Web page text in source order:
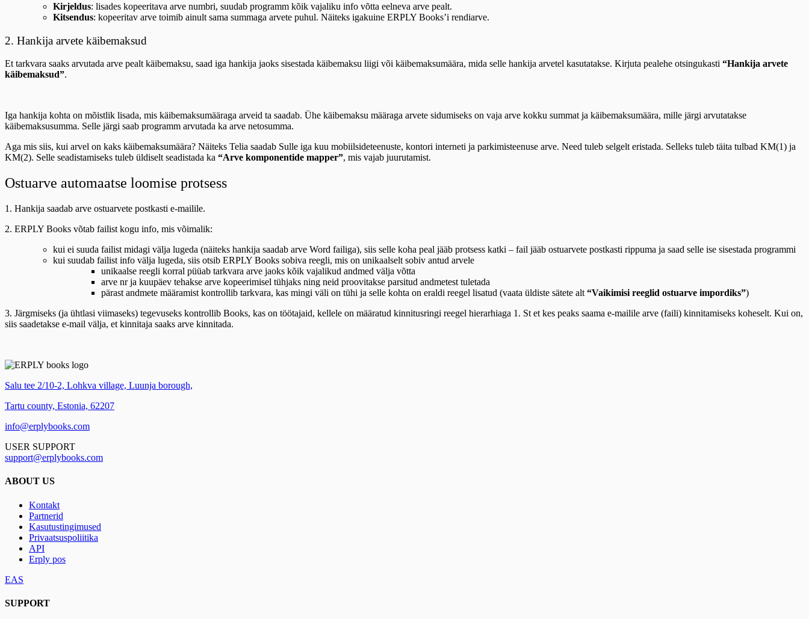
Kirjeldus: lisades kopeeritava arve numbri, suudab programm kõik vajaliku info võtta eelneva arve pealt.
Kitsendus: kopeeritav arve toimib ainult sama summaga arvete puhul. Näiteks igakuine ERPLY Books’i rendiarve.
2. Hankija arvete käibemaksud
Et tarkvara saaks arvutada arve pealt käibemaksu, saad iga hankija jaoks sisestada käibemaksu liigi või käibemaksumäära, mida selle hankija arvetel kasutatakse. Kirjuta pealehe otsingukasti “Hankija arvete
käibemaksud”.
Iga hankija kohta on mõistlik lisada, mis käibemaksumääraga arveid ta saadab. Ühe käibemaksu määraga arvete sidumiseks on vaja arve kokku summat ja käibemaksumäära, mille järgi arvutatakse
käibemaksusumma. Selle järgi saab programm arvutada ka arve netosumma.
Aga mis siis, kui arvel on kaks käibemaksumäära? Näiteks Telia saadab Sulle iga kuu mobiilsideteenuste, kontori interneti ja parkimisteenuse arve. Need tuleb selgelt eristada. Selleks tuleb täita tulbad KM(1) ja
KM(2). Selle seadistamiseks tuleb üldiselt seadistada ka “Arve komponentide mapper”, mis vajab juurutamist.
Ostuarve automaatse loomise protsess
1. Hankija saadab arve ostuarvete postkasti e-mailile.
2. ERPLY Books võtab failist kogu info, mis võimalik:
kui ei suuda failist midagi välja lugeda (näiteks hankija saadab arve Word failiga), siis selle koha peal jääb protsess katki – fail jääb ostuarvete postkasti rippuma ja saad selle ise sisestada programmi
kui suudab failist info välja lugeda, siis otsib ERPLY Books sobiva reegli, mis on unikaalselt sobiv antud arvele
unikaalse reegli korral püüab tarkvara arve jaoks kõik vajalikud andmed välja võtta
arve nr ja kuupäev tehakse arve kopeerimisel tühjaks ning neid proovitakse parsitud andmetest tuletada
pärast andmete määramist kontrollib tarkvara, kas mingi väli on tühi ja selle kohta on eraldi reegel lisatud (vaata üldiste sätete alt “Vaikimisi reeglid ostuarve impordiks”)
3. Järgmiseks (ja ühtlasi viimaseks) tegevuseks kontrollib Books, kas on töötajaid, kellele on määratud kinnitusringi reegel hierarhiaga 1. St et kes peaks saama e-mailile arve (faili) kinnitamiseks koheselt. Kui on,
siis saadetakse e-mail välja, et kinnitaja saaks arve kinnitada.
Salu tee 2/10-2, Lohkva village, Luunja borough,
Tartu county, Estonia, 62207
info@erplybooks.com
USER SUPPORT
support@erplybooks.com
ABOUT US
Kontakt
Partnerid
Kasutustingimused
Privaatsuspoliitika
API
Erply pos
EAS
SUPPORT